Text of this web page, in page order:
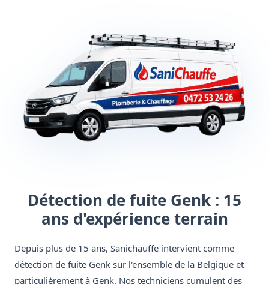
Détection de fuite Genk : 15
ans d'expérience terrain
Depuis plus de 15 ans, Sanichauffe intervient comme
détection de fuite Genk sur l'ensemble de la Belgique et
particulièrement à Genk. Nos techniciens cumulent des